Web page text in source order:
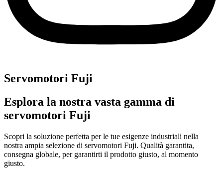
Servomotori Fuji
Esplora la nostra vasta gamma di
servomotori Fuji
Scopri la soluzione perfetta per le tue esigenze industriali nella
nostra ampia selezione di servomotori Fuji. Qualità garantita,
consegna globale, per garantirti il prodotto giusto, al momento
giusto.